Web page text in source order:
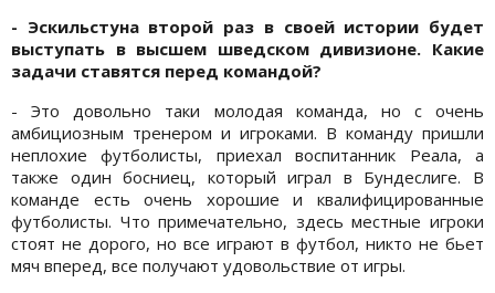
- Эскильстуна второй раз в своей истории будет
выступать в высшем шведском дивизионе. Какие
задачи ставятся перед командой?
- Это довольно таки молодая команда, но с очень
амбициозным тренером и игроками. В команду пришли
неплохие футболисты, приехал воспитанник Реала, а
также один босниец, который играл в Бундеслиге. В
команде есть очень хорошие и квалифицированные
футболисты. Что примечательно, здесь местные игроки
стоят не дорого, но все играют в футбол, никто не бьет
мяч вперед, все получают удовольствие от игры.